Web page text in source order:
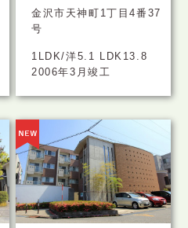
金沢市天神町1丁目4番37
号
1LDK/洋5.1 LDK13.8
2006年3月竣工